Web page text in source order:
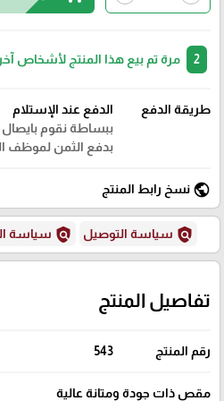
مرة تم بيع هذا المنتج لأشخاص
طريقة الدفع
الدفع عند الإستلام
ببساطة نقوم بايصال
بدفع الثمن لموظف
public نسخ رابط المنتج
policy سياسة التوصيل policy سياسة
تفاصيل المنتج
رقم المنتج 543
مقص ذات جودة ومتانة عالية